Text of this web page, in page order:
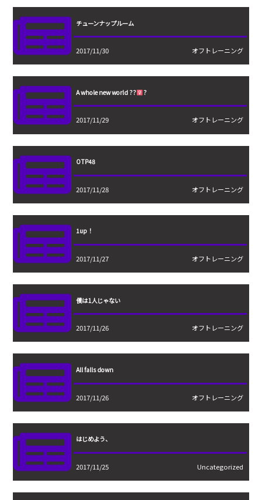
チューンナップルーム
2017/11/30 オフトレーニング
A whole new world ?? ?
2017/11/29 オフトレーニング
OTP48
2017/11/28 オフトレーニング
1up！
2017/11/27 オフトレーニング
僕は1人じゃない
2017/11/26 オフトレーニング
All falls down
2017/11/26 オフトレーニング
はじめよう、
2017/11/25 Uncategorized